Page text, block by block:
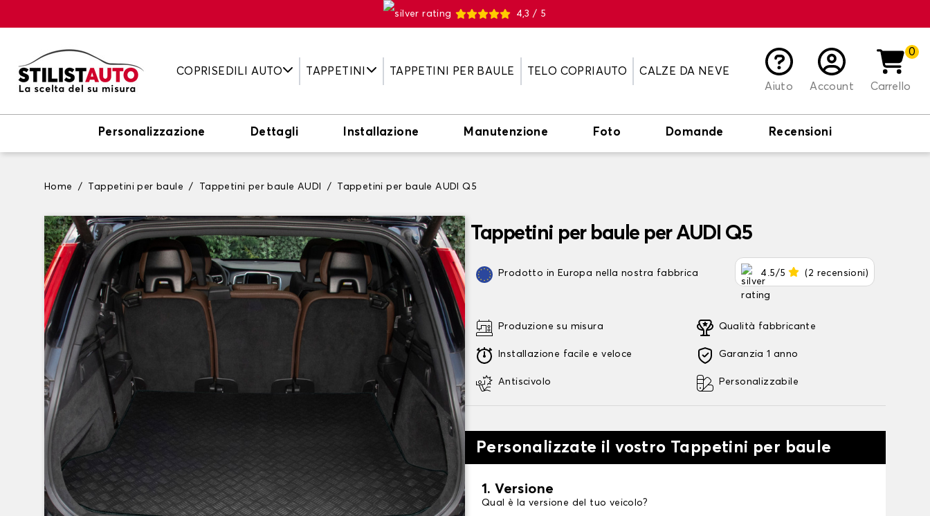
4,3 / 5
COPRISEDILI AUTO TAPPETINI TAPPETINI PER BAULE TELO COPRIAUTO
CALZE DA NEVE
Aiuto
Account
0
Carrello
Personalizzazione Dettagli Installazione Manutenzione Foto Domande Recensioni
Home Tappetini per baule Tappetini per baule AUDI Tappetini per baule AUDI Q5
Tappetini per baule per AUDI Q5
Prodotto in Europa nella nostra fabbrica 4.5/5 (2 recensioni)
Produzione su misura
Installazione facile e veloce
Antiscivolo
Qualità fabbricante
Garanzia 1 anno
Personalizzabile
Personalizzate il vostro Tappetini per baule
1. Versione
Qual è la versione del tuo veicolo?